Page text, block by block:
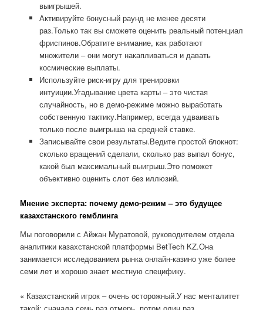
выигрышей.
Активируйте бонусный раунд не менее десяти
раз.Только так вы сможете оценить реальный потенциал
фриспинов.Обратите внимание, как работают
множители – они могут накапливаться и давать
космические выплаты.
Используйте риск-игру для тренировки
интуиции.Угадывание цвета карты – это чистая
случайность, но в демо-режиме можно выработать
собственную тактику.Например, всегда удваивать
только после выигрыша на средней ставке.
Записывайте свои результаты.Ведите простой блокнот:
сколько вращений сделали, сколько раз выпал бонус,
какой был максимальный выигрыш.Это поможет
объективно оценить слот без иллюзий.
Мнение эксперта: почему демо-режим – это будущее
казахстанского гемблинга
Мы поговорили с Айжан Муратовой, руководителем отдела
аналитики казахстанской платформы BetTech KZ.Она
занимается исследованием рынка онлайн-казино уже более
семи лет и хорошо знает местную специфику.
« Казахстанский игрок – очень осторожный.У нас менталитет